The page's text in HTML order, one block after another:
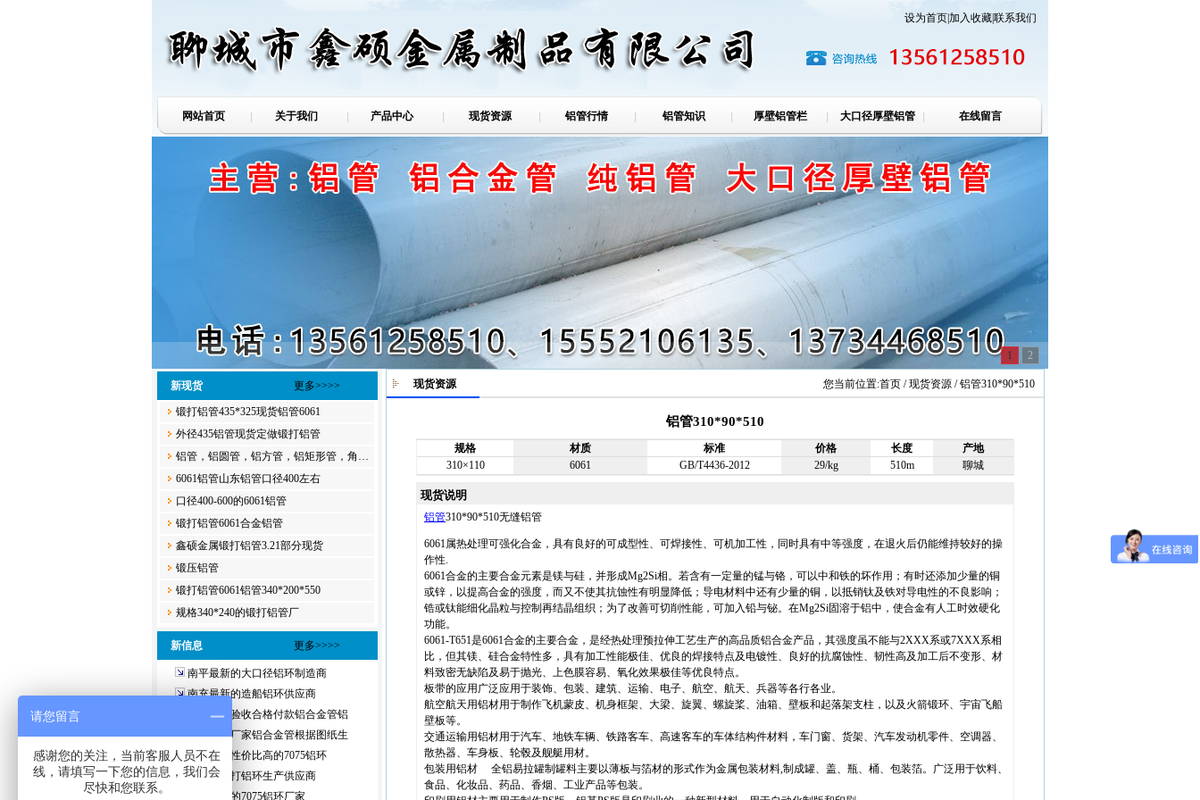
设为首页加入收藏联系我们
网站首页 关于我们 产品中心 现货资源 铝管行情 铝管知识 厚壁铝管栏 大口径厚壁铝管 在线留言
铝管 1 2
新现货 更多>>>>
锻打铝管435*325现货铝管6061
外径435铝管现货定做锻打铝管
铝管，铝圆管，铝方管，铝矩形管，角…
6061铝管山东铝管口径400左右
口径400-600的6061铝管
锻打铝管6061合金​铝管
鑫硕金属锻打铝管3.21部分现货
锻压铝管​
锻打铝管6061铝管340*200*550
规格340*240的锻打铝管厂
新信息 更多>>>>
南平最新的大口径铝环制造商
南充最新的造船铝环供应商
珠海货到验收合格付款铝合金管铝
昌都生产厂家铝合金管根据图纸生
克拉玛依性价比高的7075铝环
齐全的锻打铝环生产供应商
莆田齐全的7075铝环厂家
现货资源 您当前位置:首页 / 现货资源 / 铝管310*90*510
铝管310*90*510
规格 材质 标准 价格 长度
产地
310×110
6061 GB/T4436-2012 29/kg 510m 聊城
现货说明
铝管310*90*510无缝铝管
6061属热处理可强化合金，具有良好的可成型性、可焊接性、可机加工性，同时具有中等强度，在退火后仍能维持较好的操
作性.
6061合金的主要合金元素是镁与硅，并形成Mg2Si相。若含有一定量的锰与铬，可以中和铁的坏作用；有时还添加少量的铜
或锌，以提高合金的强度，而又不使其抗蚀性有明显降低；导电材料中还有少量的铜，以抵销钛及铁对导电性的不良影响；
锆或钛能细化晶粒与控制再结晶组织；为了改善可切削性能，可加入铅与铋。在Mg2Si固溶于铝中，使合金有人工时效硬化
功能。
6061-T651是6061合金的主要合金，是经热处理预拉伸工艺生产的高品质铝合金产品，其强度虽不能与2XXX系或7XXX系相
比，但其镁、硅合金特性多，具有加工性能极佳、优良的焊接特点及电镀性、良好的抗腐蚀性、韧性高及加工后不变形、材
料致密无缺陷及易于抛光、上色膜容易、氧化效果极佳等优良特点。
板带的应用广泛应用于装饰、包装、建筑、运输、电子、航空、航天、兵器等各行各业。
航空航天用铝材用于制作飞机蒙皮、机身框架、大梁、旋翼、螺旋桨、油箱、壁板和起落架支柱，以及火箭锻环、宇宙飞船
壁板等。
交通运输用铝材用于汽车、地铁车辆、铁路客车、高速客车的车体结构件材料，车门窗、货架、汽车发动机零件、空调器、
散热器、车身板、轮毂及舰艇用材。
包装用铝材 全铝易拉罐制罐料主要以薄板与箔材的形式作为金属包装材料,制成罐、盖、瓶、桶、包装箔。广泛用于饮料、
食品、化妆品、药品、香烟、工业产品等包装。
请您留言
感谢您的关注，当前客服人员不在
线，请填写一下您的信息，我们会
尽快和您联系。